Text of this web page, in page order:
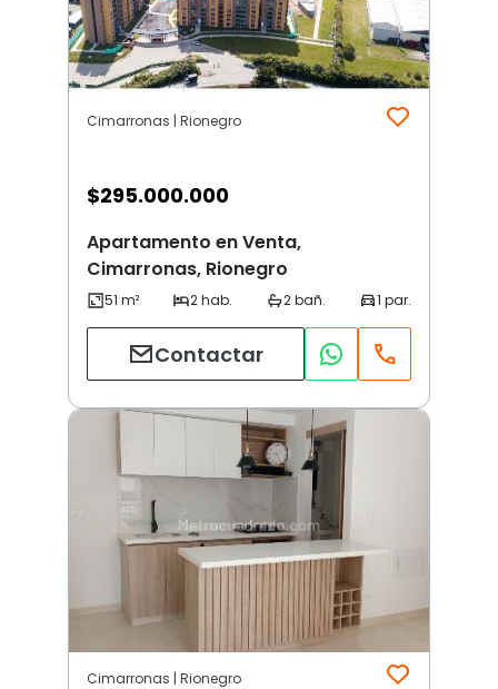
Cimarronas | Rionegro
$295.000.000
Apartamento en Venta,
Cimarronas, Rionegro
Contactar
Cimarronas | Rionegro